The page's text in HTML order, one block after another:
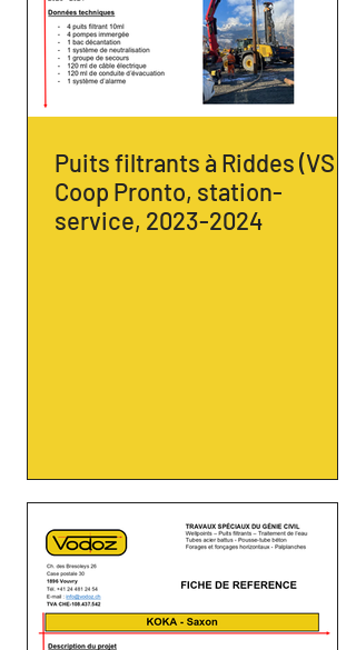
Puits filtrants à Riddes (VS) -
Coop Pronto, station-
service, 2023-2024